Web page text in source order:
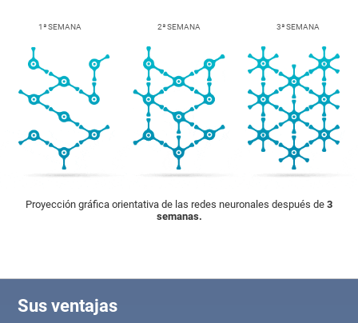
1ª SEMANA 2ª SEMANA 3ª SEMANA
Proyección gráfica orientativa de las redes neuronales después de 3
semanas.
Sus ventajas